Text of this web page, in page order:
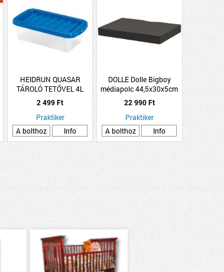
HEIDRUN QUASAR
TÁROLÓ TETŐVEL 4L
32*20*10CM
2 499 Ft
Praktiker
A bolthoz
Info
DOLLE Dolle Bigboy
médiapolc 44,5x30x5cm
antracit
22 990 Ft
Praktiker
A bolthoz
Info